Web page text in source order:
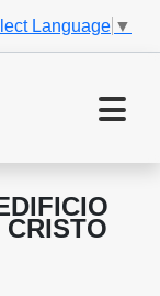
Language ▼